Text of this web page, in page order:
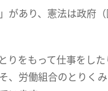
があり、憲法は政府
りをもって仕事をし
、労働組合のとりく